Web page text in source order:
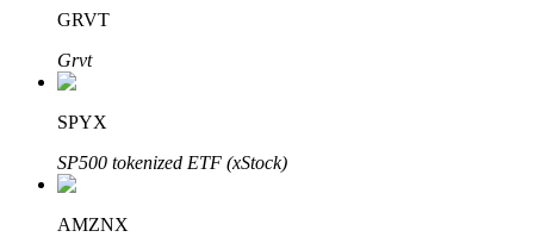
GRVT
Grvt
SPYX
SP500 tokenized ETF (xStock)
AMZNX